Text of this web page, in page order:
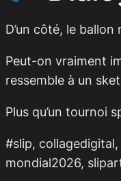
D’un côté, le ballon
Peut-on vraiment
ressemble à un
Plus qu’un tournoi
#slip,
mondial2026,